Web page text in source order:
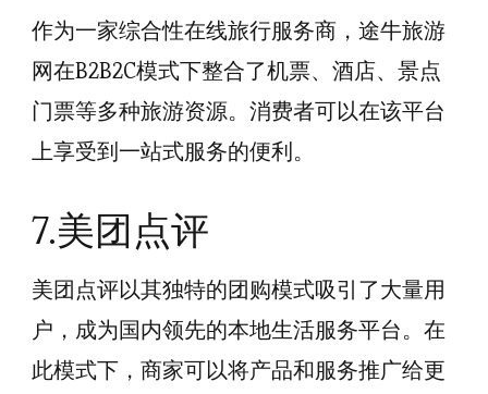
作为一家综合性在线旅行服务商，途牛旅游
网在B2B2C模式下整合了机票、酒店、景点
门票等多种旅游资源。消费者可以在该平台
上享受到一站式服务的便利。
7.美团点评
美团点评以其独特的团购模式吸引了大量用
户，成为国内领先的本地生活服务平台。在
此模式下，商家可以将产品和服务推广给更